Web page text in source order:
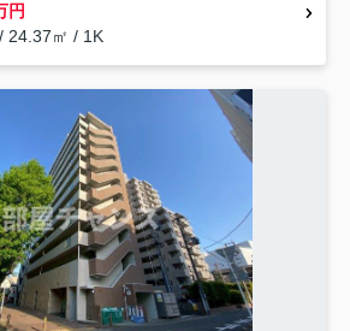
円
24.37㎡ / 1K